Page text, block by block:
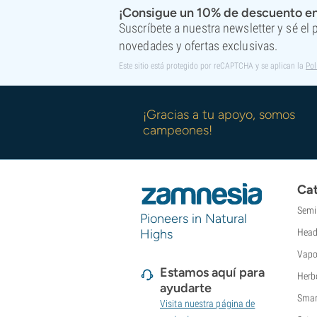
Super Strains
Sweet Seeds
T.H. Seeds
Top Tao Seeds
VIP Seeds
World Of Seeds
¡Consigue un 10% de descuento
Suscríbete a nuestra newsletter y sé el
novedades y ofertas exclusivas.
Este sitio está protegido por reCAPTCHA y se aplican la
¡Gracias a tu apoyo, somos
campeones!
Pioneers in Natural
Highs
Estamos aquí para
ayudarte
Visita nuestra página de